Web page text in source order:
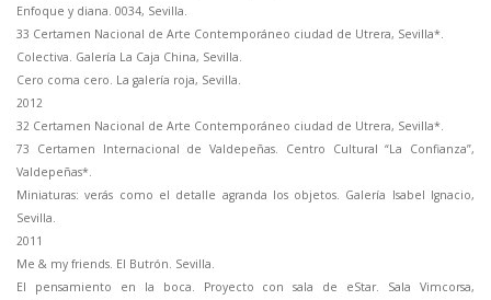
Enfoque y diana. 0034, Sevilla.
33 Certamen Nacional de Arte Contemporáneo ciudad de Utrera, Sevilla*.
Colectiva. Galería La Caja China, Sevilla.
Cero coma cero. La galería roja, Sevilla.
2012
32 Certamen Nacional de Arte Contemporáneo ciudad de Utrera, Sevilla*.
73 Certamen Internacional de Valdepeñas. Centro Cultural “La Confianza”,
Valdepeñas*.
Miniaturas: verás como el detalle agranda los objetos. Galería Isabel Ignacio,
Sevilla.
2011
Me & my friends. El Butrón. Sevilla.
El pensamiento en la boca. Proyecto con sala de eStar. Sala Vimcorsa,